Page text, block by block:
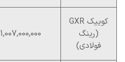
کوییک GXR
(رینگ
فولادی)
1,007,000,000